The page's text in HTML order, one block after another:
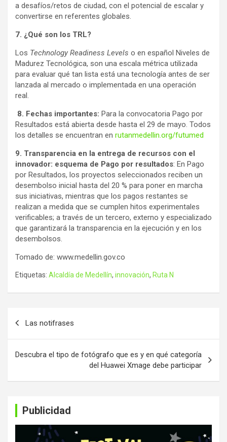
a desafíos/retos de ciudad, con el potencial de escalar y
convertirse en referentes globales.
7. ¿Qué son los TRL?
Los Technology Readiness Levels o en español Niveles de
Madurez Tecnológica, son una escala métrica utilizada
para evaluar qué tan lista está una tecnología antes de ser
lanzada al mercado o implementada en una operación
real.
8. Fechas importantes: Para la convocatoria Pago por
Resultados está abierta desde hasta el 29 de mayo. Todos
los detalles se encuentran en rutanmedellin.org/futumed
9. Transparencia en la entrega de recursos con el
innovador: esquema de Pago por resultados: En Pago
por Resultados, los proyectos seleccionados reciben un
desembolso inicial hasta del 20 % para poner en marcha
sus iniciativas, mientras que los pagos restantes se
realizan a medida que se cumplen hitos experimentales
verificables; a través de un tercero, externo y especializado
que garantizará la transparencia en la ejecución y en los
desembolsos.
Tomado de: www.medellin.gov.co
Etiquetas: Alcaldía de Medellín, innovación, Ruta N
Las notifrases
Descubra el tipo de fotógrafo que es y en qué categoría
del Huawei Xmage debe participar
Publicidad